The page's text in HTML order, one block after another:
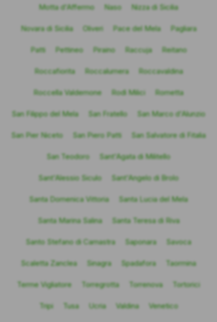
Motta d'Affermo Naso Nizza di Sicilia
Novara di Sicilia Oliveri Pace del Mela Pagliara
Patti Pettineo Piraino Raccuja Reitano
Roccafiorita Roccalumera Roccavaldina
Roccella Valdemone Rodì Milici Rometta
San Filippo del Mela San Fratello San Marco d'Alunzio
San Pier Niceto San Piero Patti San Salvatore di Fitalia
San Teodoro Sant'Agata di Militello
Sant'Alessio Siculo Sant'Angelo di Brolo
Santa Domenica Vittoria Santa Lucia del Mela
Santa Marina Salina Santa Teresa di Riva
Santo Stefano di Camastra Saponara Savoca
Scaletta Zanclea Sinagra Spadafora Taormina
Terme Vigliatore Torregrotta Torrenova Tortorici
Tripi Tusa Ucria Valdina Venetico